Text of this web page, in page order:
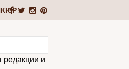
редакции и